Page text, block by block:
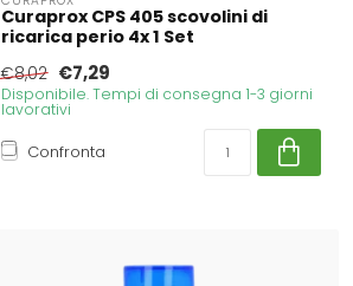
Curaprox CPS 405 scovolini di
ricarica perio 4x 1 Set
€8,02 €7,29
Disponibile. Tempi di consegna 1-3 giorni
lavorativi
Confronta